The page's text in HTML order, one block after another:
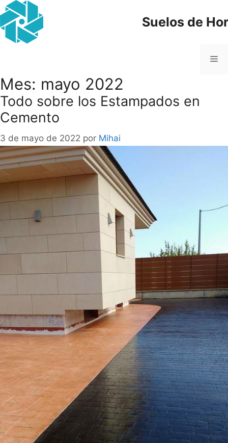
Suelos de
Mes: mayo 2022
Todo sobre los Estampados en
Cemento
3 de mayo de 2022 por Mihai